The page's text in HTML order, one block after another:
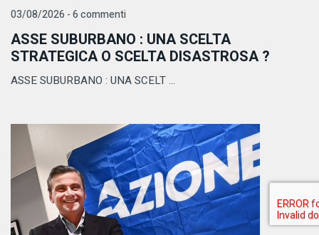
03/08/2026 - 6 commenti
ASSE SUBURBANO : UNA SCELTA
STRATEGICA O SCELTA DISASTROSA ?
ASSE SUBURBANO : UNA SCELT ...